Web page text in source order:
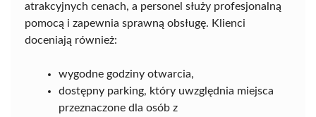
atrakcyjnych cenach, a personel służy profesjonalną
pomocą i zapewnia sprawną obsługę. Klienci
doceniają również:
wygodne godziny otwarcia,
dostępny parking, który uwzględnia miejsca
przeznaczone dla osób z